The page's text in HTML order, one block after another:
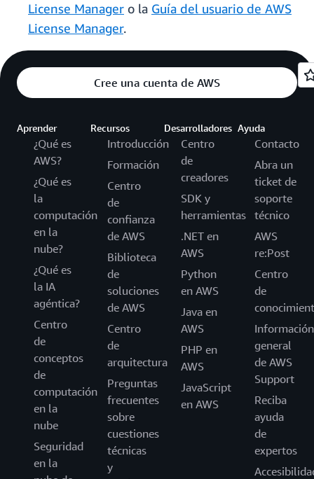
License Manager o la Guía del usuario de AWS
License Manager.
Cree una cuenta de AWS
Aprender
¿Qué es
AWS?
¿Qué es
la
computación
en la
nube?
¿Qué es
la IA
agéntica?
Centro
de
conceptos
de
computación
en la
nube
Seguridad
en la
Recursos
Introducción
Formación
Centro
de
confianza
de AWS
Biblioteca
de
soluciones
de AWS
Centro
de
arquitectura
Preguntas
frecuentes
sobre
cuestiones
técnicas
y
Desarrolladores
Centro
de
creadores
SDK y
herramientas
.NET en
AWS
Python
en AWS
Java en
AWS
PHP en
AWS
JavaScript
en AWS
Ayuda
Contacto
Abra un
ticket de
soporte
técnico
AWS
re:Post
Centro
de
Información
general
de AWS
Support
Reciba
ayuda
de
expertos